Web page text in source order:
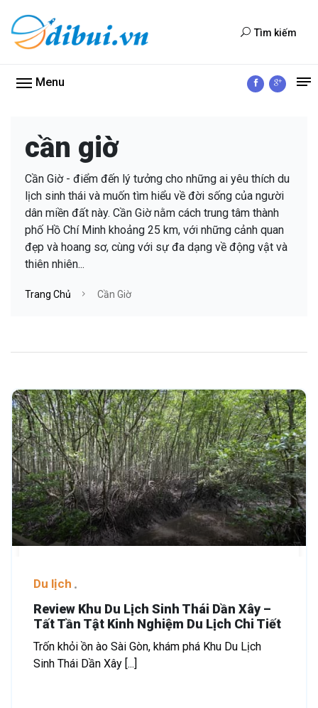
Tìm kiếm
Menu
cần giờ
Cần Giờ - điểm đến lý tưởng cho những ai yêu thích du
lịch sinh thái và muốn tìm hiểu về đời sống của người
dân miền đất này. Cần Giờ nằm cách trung tâm thành
phố Hồ Chí Minh khoảng 25 km, với những cảnh quan
đẹp và hoang sơ, cùng với sự đa dạng về động vật và
thiên nhiên...
Trang Chủ Cần Giờ
Du lịch
Review Khu Du Lịch Sinh Thái Dần Xây –
Tất Tần Tật Kinh Nghiệm Du Lịch Chi Tiết
Trốn khỏi ồn ào Sài Gòn, khám phá Khu Du Lịch
Sinh Thái Dần Xây [...]